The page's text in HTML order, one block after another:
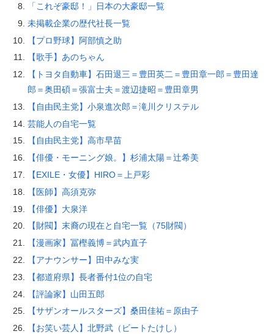
「これぞ豪邸！」日本の大豪邸一覧
未掲載企業の歴代社長一覧
【プロ野球】阿部慎之助
【歌手】あのちゃん
【トヨタ自動車】石田退三＝豊田英二＝豊田章一郎＝豊田達
郎＝奥田碩＝張富士夫＝渡辺捷昭＝豊田章男
【自由民主党】小泉進次郎＝滝川クリステル
芸能人の自宅一覧
【自由民主党】高市早苗
【俳優・モーニング娘。】杉浦太陽＝辻希美
【EXILE・女優】HIRO＝上戸彩
【医師】高須克弥
【俳優】大泉洋
【財閥】末裔の現在と自宅一覧（75財閥）
【漫画家】冨樫義博＝武内直子
【アナウンサー】田中みな実
【都道府県】長者番付1位の自宅
【評論家】山田五郎
【サザンオールスターズ】桑田佳祐＝原由子
【お笑い芸人】北野武（ビートたけし）